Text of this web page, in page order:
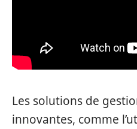
Les solutions de
innovantes, comme